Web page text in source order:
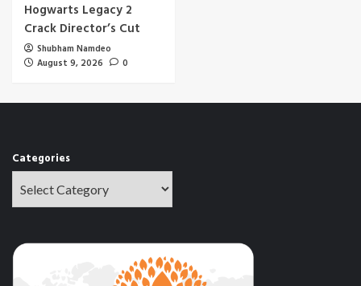
Hogwarts Legacy 2
Crack Director’s Cut
Shubham Namdeo
August 9, 2026
0
Categories